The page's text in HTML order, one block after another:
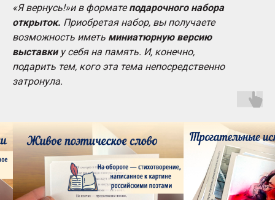
«Я вернусь!»и в форматеподарочного набора
открыток. Приобретая набор, вы получаете
возможность иметь миниатюрную версию
выставкиу себя на память. И, конечно,
подарить тем, кого эта тема непосредственно
затронула.